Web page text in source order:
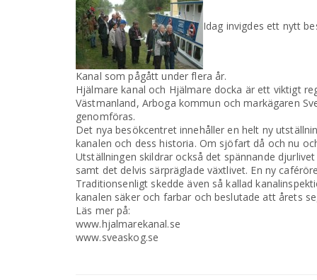
Idag invigdes ett nytt
Kanal som pågått under flera år.
Hjälmare kanal och Hjälmare docka är ett viktigt
Västmanland, Arboga kommun och markägaren
genomföras.
Det nya besökcentret innehåller en helt ny
kanalen och dess historia. Om sjöfart då och nu
Utställningen skildrar också det spännande
samt det delvis särpräglade växtlivet. En ny
Traditionsenligt skedde även så kallad
kanalen säker och farbar och beslutade att årets
Läs mer på:
www.hjalmarekanal.se
www.sveaskog.se